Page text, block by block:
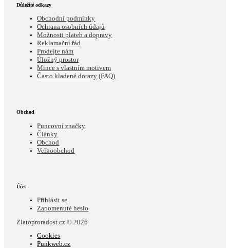
Důležité odkazy
Obchodní podmínky
Ochrana osobních údajů
Možnosti plateb a dopravy
Reklamační řád
Prodejte nám
Úložný prostor
Mince s vlastním motivem
Často kladené dotazy (FAQ)
Obchod
Puncovní značky
Články
Obchod
Velkoobchod
Účet
Přihlásit se
Zapomenuté heslo
Zlatoproradost.cz © 2026
Cookies
Punkweb.cz